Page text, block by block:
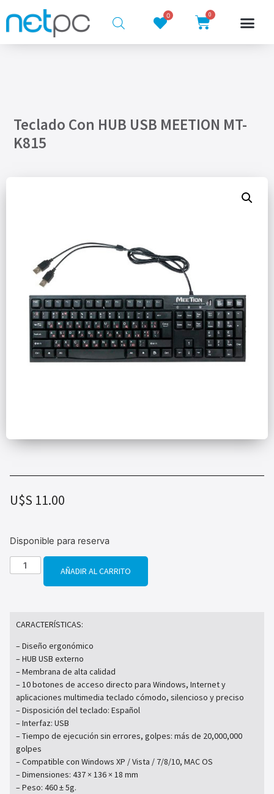
0 0
Teclado Con HUB USB MEETION MT-
K815
U$S 11.00
Disponible para reserva
AÑADIR AL CARRITO
CARACTERÍSTICAS:
– Diseño ergonómico
– HUB USB externo
– Membrana de alta calidad
– 10 botones de acceso directo para Windows, Internet y
aplicaciones multimedia teclado cómodo, silencioso y preciso
– Disposición del teclado: Español
– Interfaz: USB
– Tiempo de ejecución sin errores, golpes: más de 20,000,000
golpes
– Compatible con Windows XP / Vista / 7/8/10, MAC OS
– Dimensiones: 437 × 136 × 18 mm
– Peso: 460 ± 5g.